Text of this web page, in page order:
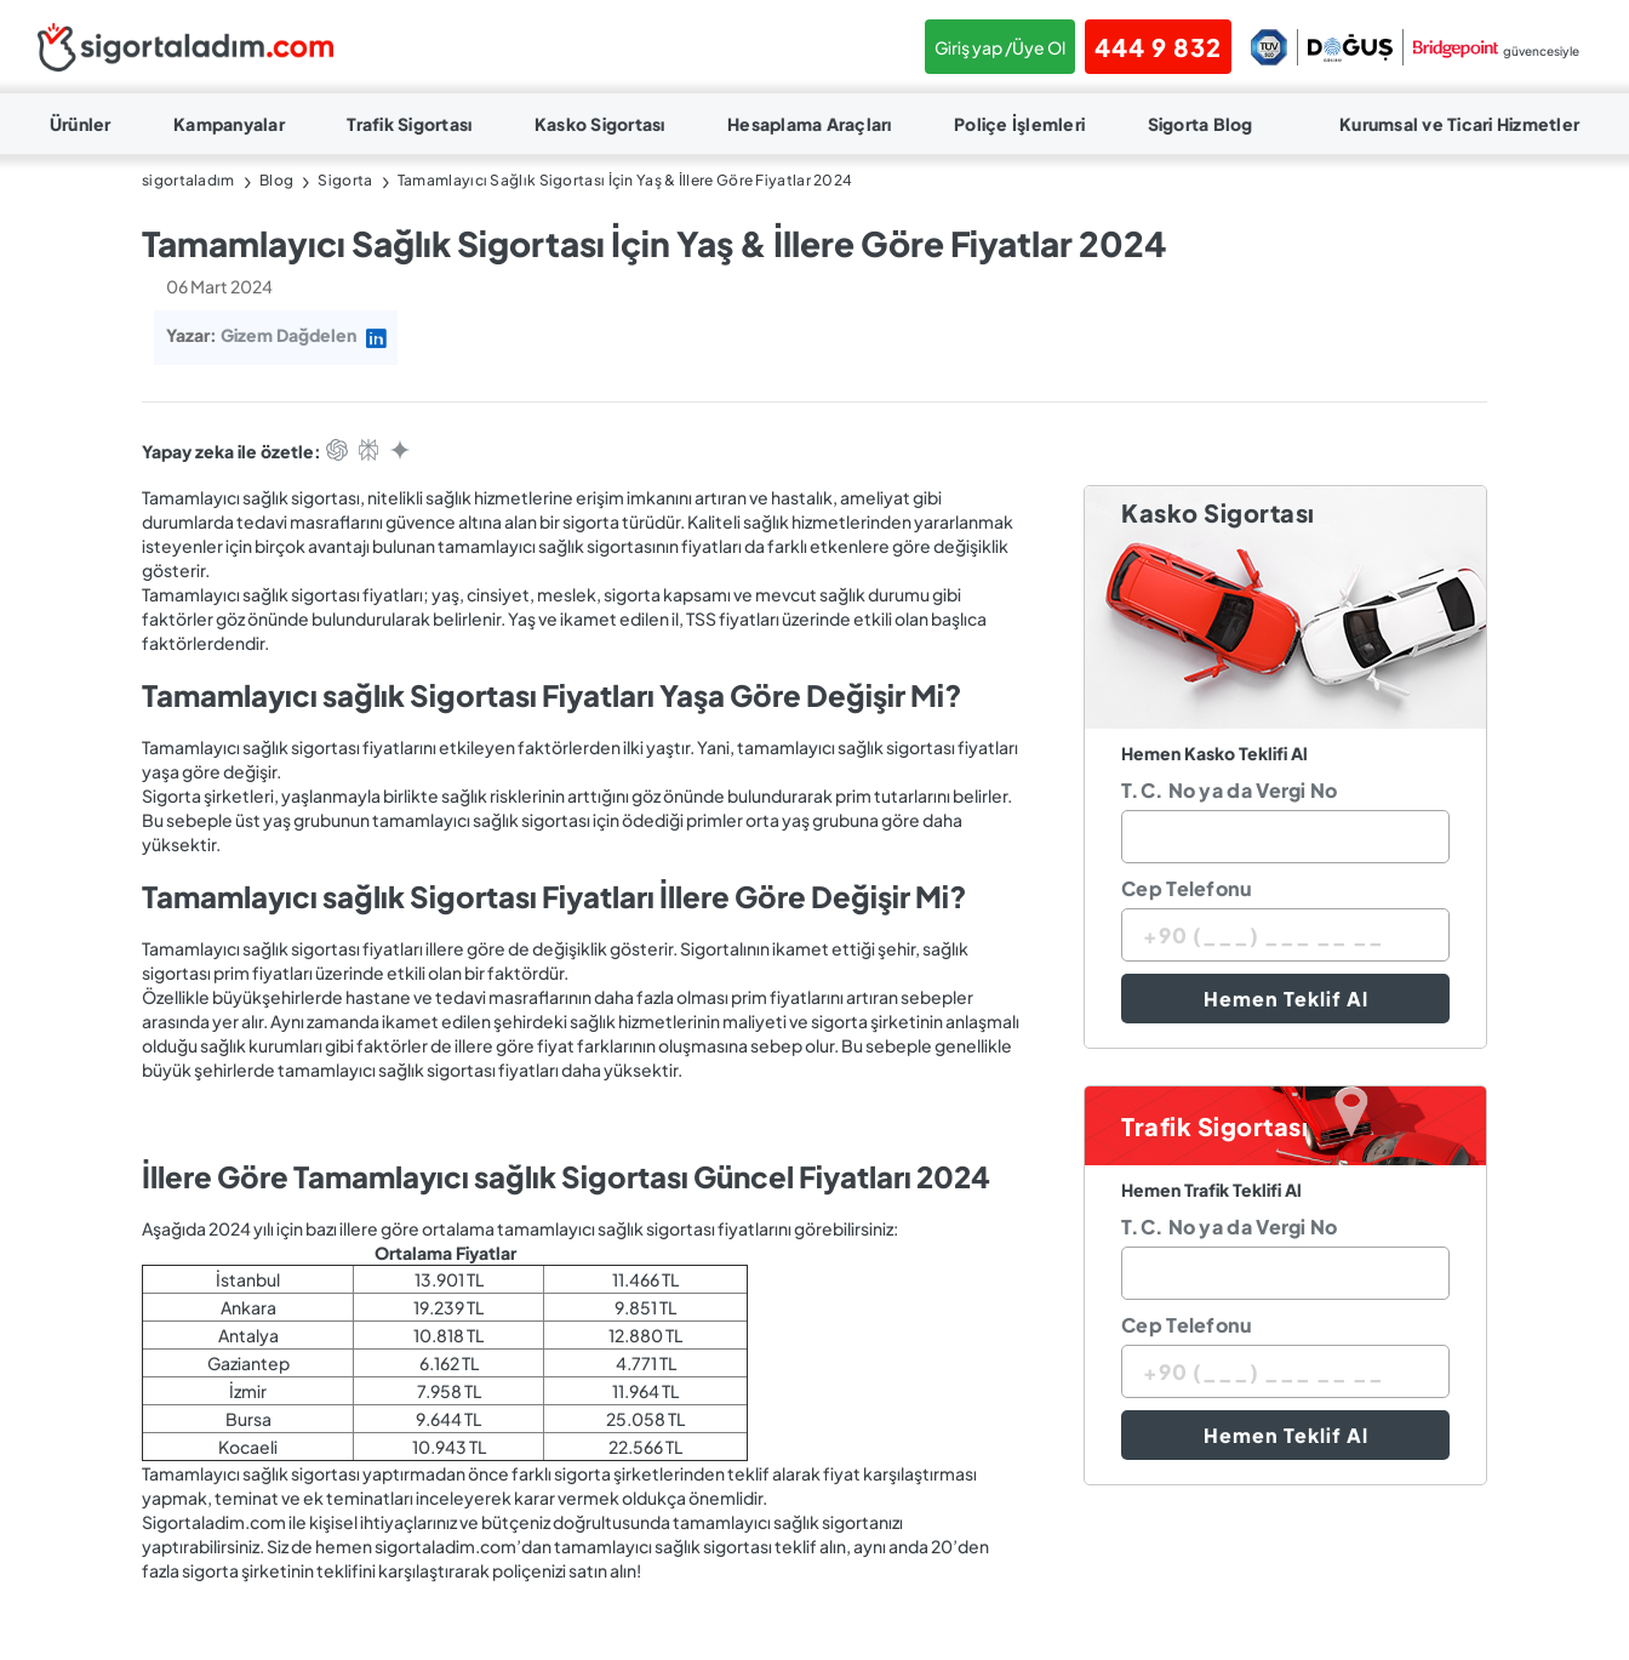
Giriş yap /Üye Ol 444 9 832 güvencesiyle
Ürünler Kampanyalar Trafik Sigortası Kasko Sigortası Hesaplama Araçları Poliçe İşlemleri Sigorta Blog Kurumsal ve Ticari Hizmetler
sigortaladım Blog Sigorta Tamamlayıcı Sağlık Sigortası İçin Yaş & İllere Göre Fiyatlar 2024
Tamamlayıcı Sağlık Sigortası İçin Yaş & İllere Göre Fiyatlar 2024
06 Mart 2024
Yazar: Gizem Dağdelen
Yapay zeka ile özetle:
Tamamlayıcı sağlık sigortası, nitelikli sağlık hizmetlerine erişim imkanını artıran ve hastalık, ameliyat gibi
durumlarda tedavi masraflarını güvence altına alan bir sigorta türüdür. Kaliteli sağlık hizmetlerinden yararlanmak
isteyenler için birçok avantajı bulunan tamamlayıcı sağlık sigortasının fiyatları da farklı etkenlere göre değişiklik
gösterir.
Tamamlayıcı sağlık sigortası fiyatları; yaş, cinsiyet, meslek, sigorta kapsamı ve mevcut sağlık durumu gibi
faktörler göz önünde bulundurularak belirlenir. Yaş ve ikamet edilen il, TSS fiyatları üzerinde etkili olan başlıca
faktörlerdendir.
Tamamlayıcı sağlık Sigortası Fiyatları Yaşa Göre Değişir Mi?
Tamamlayıcı sağlık sigortası fiyatlarını etkileyen faktörlerden ilki yaştır. Yani, tamamlayıcı sağlık sigortası fiyatları
yaşa göre değişir.
Sigorta şirketleri, yaşlanmayla birlikte sağlık risklerinin arttığını göz önünde bulundurarak prim tutarlarını belirler.
Bu sebeple üst yaş grubunun tamamlayıcı sağlık sigortası için ödediği primler orta yaş grubuna göre daha
yüksektir.
Tamamlayıcı sağlık Sigortası Fiyatları İllere Göre Değişir Mi?
Tamamlayıcı sağlık sigortası fiyatları illere göre de değişiklik gösterir. Sigortalının ikamet ettiği şehir, sağlık
sigortası prim fiyatları üzerinde etkili olan bir faktördür.
Özellikle büyükşehirlerde hastane ve tedavi masraflarının daha fazla olması prim fiyatlarını artıran sebepler
arasında yer alır. Aynı zamanda ikamet edilen şehirdeki sağlık hizmetlerinin maliyeti ve sigorta şirketinin anlaşmalı
olduğu sağlık kurumları gibi faktörler de illere göre fiyat farklarının oluşmasına sebep olur. Bu sebeple genellikle
büyük şehirlerde tamamlayıcı sağlık sigortası fiyatları daha yüksektir.
İllere Göre Tamamlayıcı sağlık Sigortası Güncel Fiyatları 2024
Aşağıda 2024 yılı için bazı illere göre ortalama tamamlayıcı sağlık sigortası fiyatlarını görebilirsiniz:
Ortalama Fiyatlar
İstanbul
13.901 TL
11.466 TL
Ankara
19.239 TL
9.851 TL
Antalya
10.818 TL
12.880 TL
Gaziantep
6.162 TL
4.771 TL
İzmir
7.958 TL
11.964 TL
Bursa
9.644 TL
25.058 TL
Kocaeli
10.943 TL
22.566 TL
Tamamlayıcı sağlık sigortası yaptırmadan önce farklı sigorta şirketlerinden teklif alarak fiyat karşılaştırması
yapmak, teminat ve ek teminatları inceleyerek karar vermek oldukça önemlidir.
Sigortaladim.com ile kişisel ihtiyaçlarınız ve bütçeniz doğrultusunda tamamlayıcı sağlık sigortanızı
yaptırabilirsiniz. Siz de hemen sigortaladim.com’dan tamamlayıcı sağlık sigortası teklif alın, aynı anda 20’den
fazla sigorta şirketinin teklifini karşılaştırarak poliçenizi satın alın!
Kasko Sigortası
Hemen Kasko Teklifi Al
T.C. No ya da Vergi No
Cep Telefonu
Hemen Teklif Al
Trafik Sigortası
Hemen Trafik Teklifi Al
T.C. No ya da Vergi No
Cep Telefonu
Hemen Teklif Al